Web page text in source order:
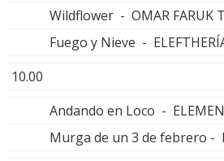
Wildflower - OMAR FARUK
Fuego y Nieve -
10.00
Andando en Loco -
Murga de un 3 de febrero -